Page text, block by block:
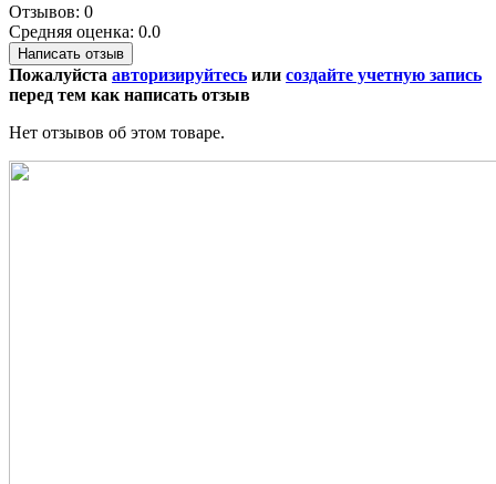
Отзывов: 0
Средняя оценка: 0.0
Написать отзыв
Пожалуйста авторизируйтесь или создайте учетную запись
перед тем как написать отзыв
Нет отзывов об этом товаре.